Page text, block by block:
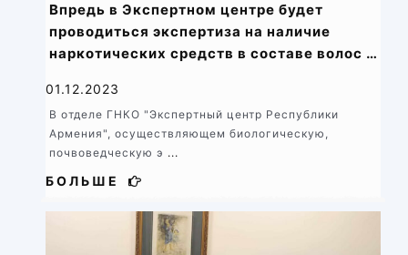
Впредь в Экспертном центре будет
проводиться экспертиза на наличие
наркотических средств в составе волос и
01.12.2023
В отделе ГНКО "Экспертный центр Республики
Армения", осуществляющем биологическую,
почвоведческую э ...
БОЛЬШЕ